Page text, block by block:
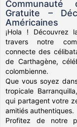
Communauté
Gratuite –
Américaines
¡Hola ! Découvrez
travers notre
connecte des
de Carthagène,
colombienne.
Que vous soyez
tropicale
qui partagent votre
amitiés authentiques.
Profitez de notre